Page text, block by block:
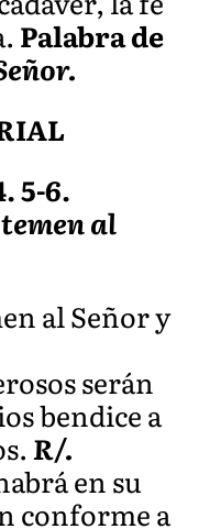
Palabra de
5-6.
al
al Señor y
serán
bendice a
R/.
en su
conforme a